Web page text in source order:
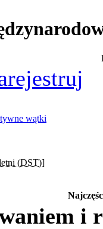
wątki
(DST)]
i